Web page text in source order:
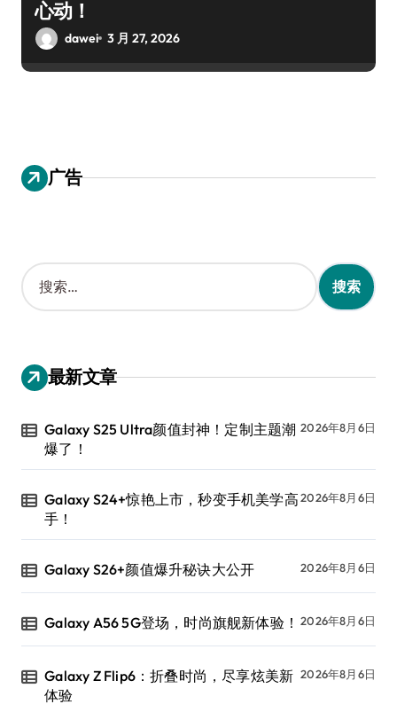
心动！
dawei 3 月 27, 2026
广告
搜
索
：
最新文章
Galaxy S25 Ultra颜值封神！定制主题潮
爆了！
2026年8月6日
Galaxy S24+惊艳上市，秒变手机美学高
手！
2026年8月6日
Galaxy S26+颜值爆升秘诀大公开 2026年8月6日
Galaxy A56 5G登场，时尚旗舰新体验！ 2026年8月6日
Galaxy Z Flip6：折叠时尚，尽享炫美新
体验
2026年8月6日